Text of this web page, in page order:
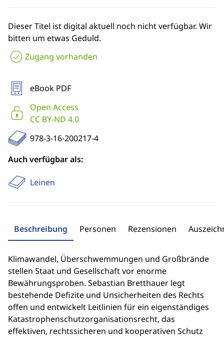
Dieser Titel ist digital aktuell noch nicht verfügbar. Wir
bitten um etwas Geduld.
Zugang vorhanden
eBook PDF
Open Access
CC BY-ND 4.0
978-3-16-200217-4
Auch verfügbar als:
Leinen
Beschreibung Personen Rezensionen
Klimawandel, Überschwemmungen und Großbrände
stellen Staat und Gesellschaft vor enorme
Bewährungsproben. Sebastian Bretthauer legt
bestehende Defizite und Unsicherheiten des Rechts
offen und entwickelt Leitlinien für ein eigenständiges
Katastrophenschutzorganisationsrecht, das
effektiven, rechtssicheren und kooperativen Schutz